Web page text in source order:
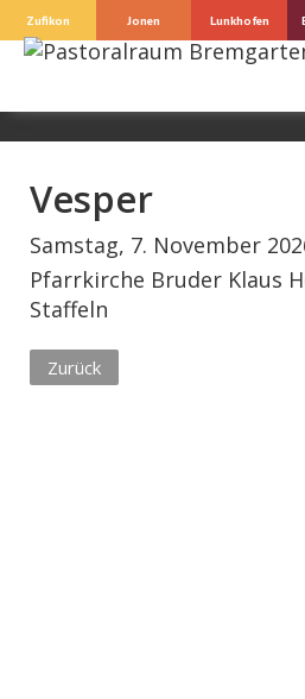
Springe
zum
Zufikon Jonen Lunkhofen
Vesper
Samstag, 7. November
Pfarrkirche Bruder Klaus
Staffeln
Zurück